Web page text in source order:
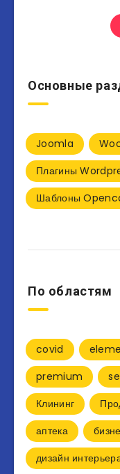
Основные
Joomla
Плагины
Шаблоны
По областям
covid
premium
Клининг
аптека
дизайн